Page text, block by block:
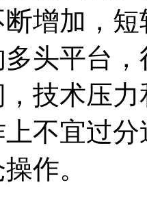
增加，
头平台
技术压
不宜过
作。